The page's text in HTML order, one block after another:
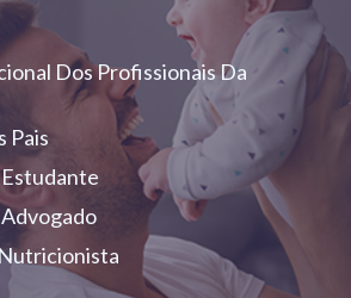
Dos Profissionais Da
Pais